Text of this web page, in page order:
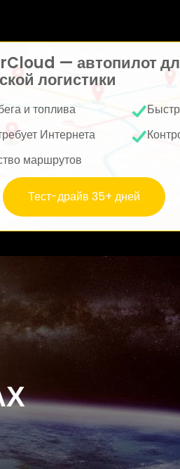
— автопилот
логистики
и топлива
Интернета
маршрутов
Тест-драйв 35+ дней